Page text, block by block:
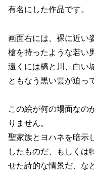
有名にした作品です。
画面右には、裸に近い
槍を持ったような若い
遠くには橋と川、白い
ともなう黒い雲が迫っ
この絵が何の場面なの
りません。
聖家族とヨハネを暗示
したものだ、もしくは
せた詩的な情景だ、な